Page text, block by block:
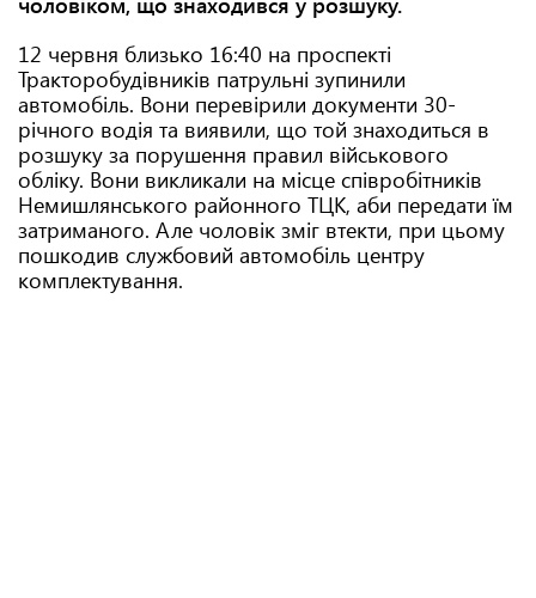
12 червня близько 16:40 на проспекті
Тракторобудівників патрульні зупинили
автомобіль. Вони перевірили документи 30-
річного водія та виявили, що той знаходиться в
розшуку за порушення правил військового
обліку. Вони викликали на місце співробітників
Немишлянського районного ТЦК, аби передати їм
затриманого. Але чоловік зміг втекти, при цьому
пошкодив службовий автомобіль центру
комплектування.